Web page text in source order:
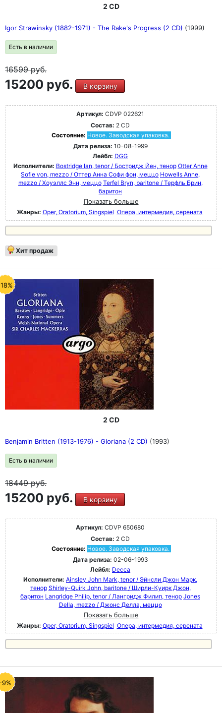
2 CD
Igor Strawinsky (1882-1971) - The Rake's Progress (2 CD) (1999)
Есть в наличии
16599руб.
15200 руб. В корзину
Артикул: CDVP 022621
Состав: 2 CD
Состояние: Новое. Заводская упаковка.
Дата релиза: 10-08-1999
Лейбл: DGG
Исполнители: Bostridge Ian, tenor / Бостридж Йен, тенор Otter Anne
Sofie von, mezzo / Оттер Анна Софи фон, меццо Howells Anne,
mezzo / Хоуэллс Энн, меццо Terfel Bryn, baritone / Терфль Брин,
баритон
Показать больше
Жанры: Oper, Oratorium, Singspiel Опера, интермедия, серената
Хит продаж
2 CD
Benjamin Britten (1913-1976) - Gloriana (2 CD) (1993)
Есть в наличии
18449руб.
15200 руб. В корзину
Артикул: CDVP 650680
Состав: 2 CD
Состояние: Новое. Заводская упаковка.
Дата релиза: 02-06-1993
Лейбл: Decca
Исполнители: Ainsley John Mark, tenor / Эйнсли Джон Марк,
тенор Shirley-Quirk John, baritone / Ширли-Куирк Джон,
баритон Langridge Philip, tenor / Лангридж Филип, тенор Jones
Della, mezzo / Джонс Делла, меццо
Показать больше
Жанры: Oper, Oratorium, Singspiel Опера, интермедия, серената
9%